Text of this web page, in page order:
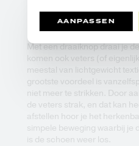
Hoe werkt het BOA systeem?
Met een draaiknop draai je
komen ook veters (of
meestal van lichtgewicht
grootste voordeel is
niet meer te strikken. Door
de veters strak, en dat kan
afstellen hoor je het
simpele beweging waarbij je
is de schoen weer los.
AANPASSEN